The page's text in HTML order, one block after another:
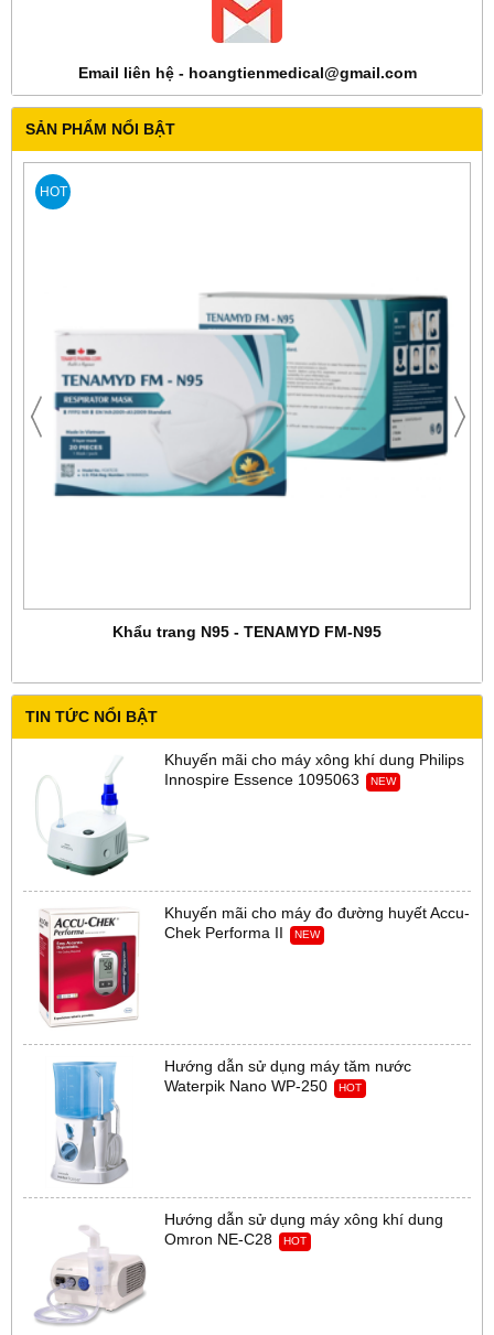
Email liên hệ - hoangtienmedical@gmail.com
SẢN PHẨM NỔI BẬT
HOT
Khẩu trang N95 - TENAMYD FM-N95
TIN TỨC NỔI BẬT
Khuyến mãi cho máy xông khí dung Philips
Innospire Essence 1095063
NEW
Khuyến mãi cho máy đo đường huyết Accu-
Chek Performa II
NEW
Hướng dẫn sử dụng máy tăm nước
Waterpik Nano WP-250
HOT
Hướng dẫn sử dụng máy xông khí dung
Omron NE-C28
HOT